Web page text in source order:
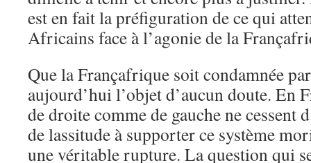
est en fait la préfiguration de ce qui
Africains face à l’agonie de la
Que la Françafrique soit condamnée
aujourd’hui l’objet d’aucun doute. En
de droite comme de gauche ne cessent
de lassitude à supporter ce système
une véritable rupture. La question qui